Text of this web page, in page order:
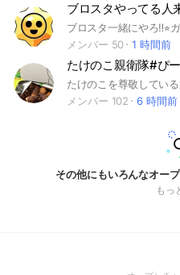
メンバー 50
1 時間前
たけのこ親衛隊#ぴ
メンバー 102
6 時間前
その他にもいろんなオー
もっ